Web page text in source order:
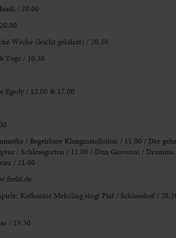
/ 20.00
Werke (leicht gekürzt) / 20.30
Yoga / 10.30
Egedy / 12.00 & 17.00
/ Begehbare Klanginstallation / 11.00 / Der
/ Schlossgarten / 11.00 / Don Giovanni /
/ 21.00
: Katharine Mehrling singt Piaf / Schlosshof /
/ 19.30